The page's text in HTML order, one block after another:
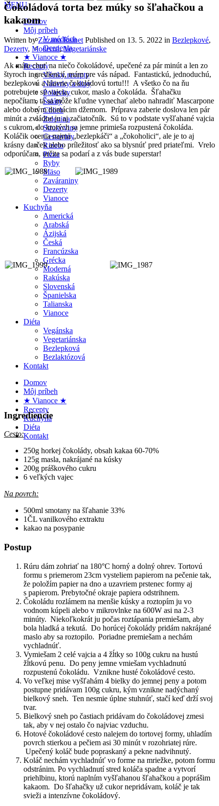
MENU
Domov
Môj príbeh
V médiách
Ocenenia
★ Vianoce ★
Recepty
Všetky recepty
Nátierky a dipy
Polievky
Šaláty
Chlieb
Zelenina
Strukoviny
Cestoviny
Rizoto
Pizza
Ryby
Mäso
Zaváraniny
Dezerty
Vianoce
Kuchyňa
Americká
Arabská
Ázijská
Česká
Francúzska
Grécka
Moderná
Rakúska
Slovenská
Španielska
Talianska
Vianoce
Diéta
Vegánska
Vegetariánska
Bezlepková
Bezlaktózová
Kontakt
Domov
Môj príbeh
★ Vianoce ★
Recepty
Kuchyňa
Diéta
Kontakt
Čokoládová torta bez múky so šľahačkou a
kakaom
Written byZuzana Rainet Published on 13. 5. 2022 in Bezlepkové,
Dezerty, Moderná,Vegetariánske
Ak máte chuť na niečo čokoládové, upečené za pár minút a len zo
štyroch ingrediencií, mám pre vás nápad. Fantastickú, jednoduchú,
bezlepkovú a hlavne čokoládovú tortu!!! A všetko čo na ňu
potrebujete sú vajcia, cukor, maslo a čokoláda. Šľahačku
nepočítam, tá sa môže kľudne vynechať alebo nahradiť Mascarpone
alebo dobrým domácim džemom. Príprava zaberie doslova len pár
minút a zvládne ju aj začiatočník. Sú to v podstate vyšľahané vajcia
s cukrom, do ktorých sa jemne primieša rozpustená čokoláda.
Koláčik ocenia najmä „bezlepkáči“ a „čokoholici“, ale je to aj
krásny darček alebo príležitosť ako sa blysnúť pred priateľmi. Vrelo
odporúčam, určite sa podarí a z vás bude superstar!
Ingrediencie
Cesto:
250g horkej čokolády, obsah kakaa 60-70%
125g masla, nakrájané na kúsky
200g práškového cukru
6 veľkých vajec
Na povrch:
500ml smotany na šľahanie 33%
1ČL vanilkového extraktu
kakao na posypanie
Postup
Rúru dám zohriať na 180°C horný a dolný ohrev. Tortovú
formu s priemerom 23cm vysteliem papierom na pečenie tak,
že položím papier na dno a uzavriem prstenec formy aj
s papierom. Prebytočné okraje papiera odstrihnem.
Čokoládu rozlámem na menšie kúsky a roztopím ju vo
vodnom kúpeli alebo v mikrovlnke na 600W asi na 2-3
minúty. Niekoľkokrát ju počas roztápania premiešam, aby
bola hladká a tekutá. Do horúcej čokolády pridám nakrájané
maslo aby sa roztopilo. Poriadne premiešam a nechám
vychladnúť.
Vymiešam 2 celé vajcia a 4 žĺtky so 100g cukru na hustú
žĺtkovú penu. Do peny jemne vmiešam vychladnutú
rozpustenú čokoládu. Vznikne husté čokoládové cesto.
Vo veľkej mise vyšľahám 4 bielky do jemnej peny a potom
postupne pridávam 100g cukru, kým vznikne nadýchaný
bielkový sneh. Ten nesmie úplne stuhnúť, stačí keď drží svoj
tvar.
Bielkový sneh po častiach pridávam do čokoládovej zmesi
tak, aby v nej ostalo čo najviac vzduchu.
Hotové čokoládové cesto nalejem do tortovej formy, uhladím
povrch stierkou a pečiem asi 30 minút v rozohriatej rúre.
Upečený koláč bude popraskaný a pekne nadvihnutý.
Koláč nechám vychladnúť vo forme na mriežke, potom formu
odstránim. Po vychladnutí stred koláča spadne a vytvorí
priehlbinu, ktorú naplním vyšľahanou šľahačkou a poprášim
kakaom. Do šľahačky už cukor nepridávam, koláč je tak
svieži a intenzívne čokoládový.